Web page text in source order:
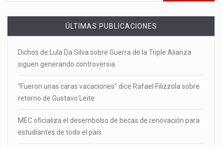
ÚLTIMAS PUBLICACIONES
Dichos de Lula Da Silva sobre Guerra de la Triple Alianza
siguen generando controversia
“Fueron unas caras vacaciones” dice Rafael Filizzola sobre
retorno de Gustavo Leite
MEC oficializa el desembolso de becas de renovación para
estudiantes de todo el país